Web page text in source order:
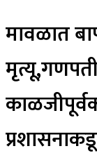
मावळात